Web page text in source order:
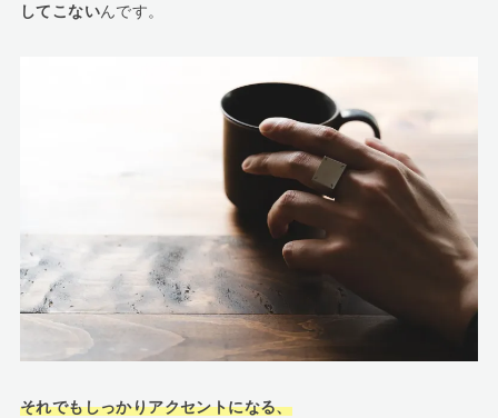
してこないんです。
それでもしっかりアクセントになる、